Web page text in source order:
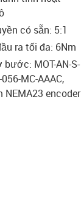
right
có sẵn: 5:1
ra tối đa: 6Nm
MOT-AN-S-
MC-AAAC,
NEMA23 encoder